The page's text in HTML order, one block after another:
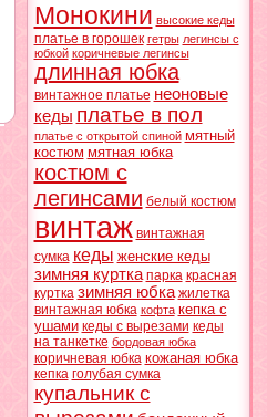
Монокини высокие кеды
платье в горошек гетры легинсы с
юбкой коричневые легинсы
длинная юбка
винтажное платье неоновые
кеды платье в пол
платье с открытой спиной мятный
костюм мятная юбка
костюм с
легинсами белый костюм
винтаж винтажная
сумка кеды женские кеды
зимняя куртка парка красная
куртка зимняя юбка жилетка
винтажная юбка кофта кепка с
ушами кеды с вырезами кеды
на танкетке бордовая юбка
коричневая юбка кожаная юбка
кепка голубая сумка
купальник с